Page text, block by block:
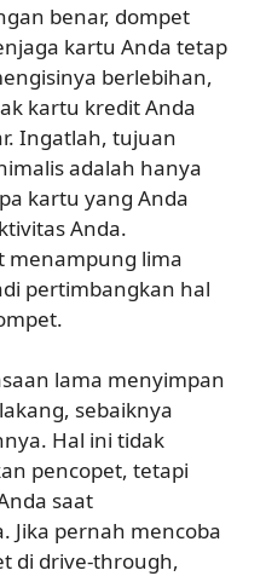
benar, dompet
kartu Anda tetap
berlebihan,
kartu kredit Anda
Ingatlah, tujuan
adalah hanya
kartu yang Anda
Anda.
menampung lima
pertimbangkan hal
lama menyimpan
sebaiknya
Hal ini tidak
pencopet, tetapi
saat
Jika pernah mencoba
di drive-through,